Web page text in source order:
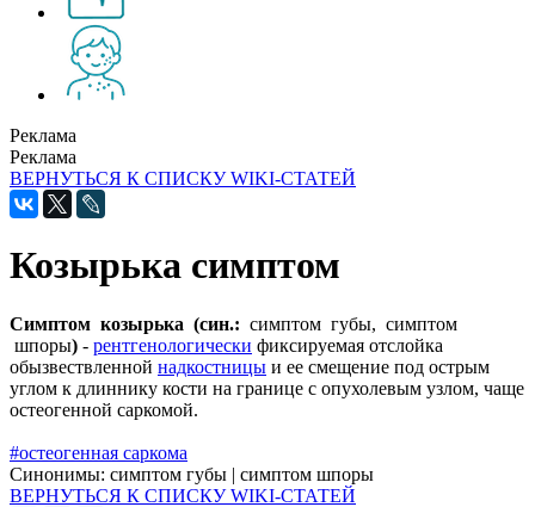
Реклама
Реклама
ВЕРНУТЬСЯ К СПИСКУ WIKI-СТАТЕЙ
Козырька симптом
Симптом козырька (син.: симптом губы, симптом
шпоры) - рентгенологически фиксируемая отслойка
обызвествленной надкостницы и ее смещение под острым
углом к длиннику кости на границе с опухолевым узлом, чаще
остеогенной саркомой.
#остеогенная саркома
Синонимы: симптом губы | симптом шпоры
ВЕРНУТЬСЯ К СПИСКУ WIKI-СТАТЕЙ